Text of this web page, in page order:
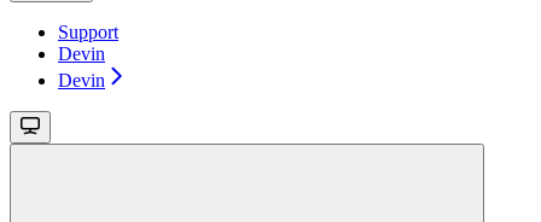
Support
Devin
Devin